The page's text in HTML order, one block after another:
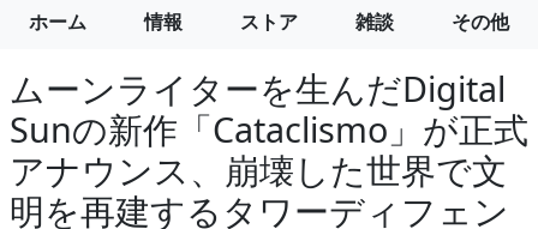
ホーム 情報 ストア 雑談 その他
ムーンライターを生んだDigital
Sunの新作「Cataclismo」が正式
アナウンス、崩壊した世界で文
明を再建するタワーディフェン